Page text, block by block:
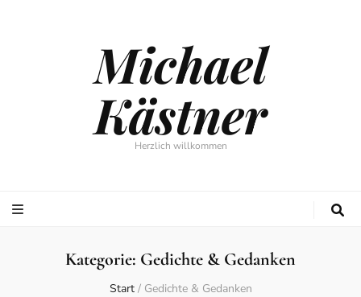
Michael
Kästner
Herzlich willkommen
Kategorie: Gedichte & Gedanken
Start / Gedichte & Gedanken